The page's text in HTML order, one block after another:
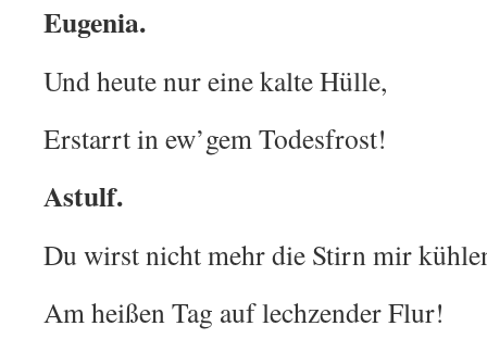
Eugenia.
Und heute nur eine kalte Hülle,
Erstarrt in ew’gem Todesfrost!
Astulf.
Du wirst nicht mehr die Stirn mir
Am heißen Tag auf lechzender Flur!